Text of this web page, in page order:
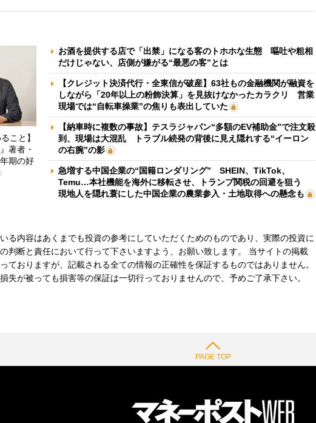
こと】
著者・
期の好
お酒を提供する店で「出禁」になる客のトホホな生態 嘔吐や粗相
だけじゃない、店側が嫌がる“最悪の客”とは
【クレジット決済代行・全東信が破産】63社もの金融機関が融資を
しながら「20年以上の粉飾決算」を見抜けなかったカラクリ 営業
現場では“自転車操業”の焦りも表出していた
【納車時に複数の事故】テスラジャパン“多額のEV補助金”で注文殺
到、現場は大混乱 トラブル続発の背後に見え隠れする“イーロン
の右腕”の影
急増する中国企業の“国籍ロンダリング” SHEIN、TikTok、
Temu…本社機能を海外に移転させ、トランプ関税の回避を狙う
現地人を隠れ蓑にした中国企業の農業参入・土地取得への懸念も
る内容はあくまでも投資の参考にしていただくためのものであり、実際の投資に
判断と責任において行って下さいますよう、お願い致します。 当サイトの掲載
ておりますが、記載される全ての情報の正確性を保証するものではありません。
失が被っても損害等の保証は一切行っておりませんので、予めご了承下さい。
PAGE TOP